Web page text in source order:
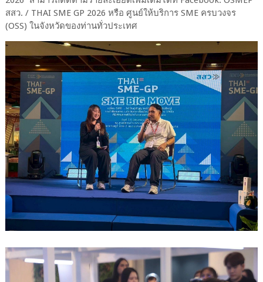
สสว. / THAI SME GP 2026 หรือ ศูนย์ให้บริการ SME ครบวงจร
(OSS) ในจังหวัดของท่านทั่วประเทศ